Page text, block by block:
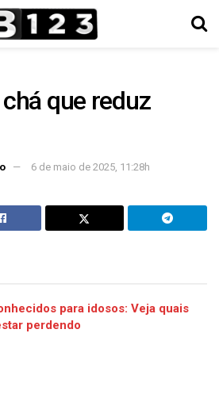
que reduz
6 de maio de 2025, 11:28h
para idosos: Veja quais
perdendo